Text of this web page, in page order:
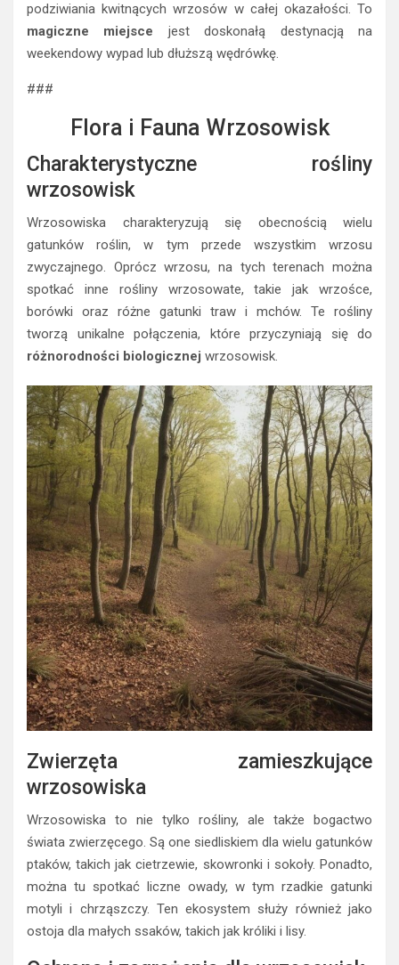
podziwiania kwitnących wrzosów w całej okazałości. To
magiczne miejsce jest doskonałą destynacją na
weekendowy wypad lub dłuższą wędrówkę.
###
Flora i Fauna Wrzosowisk
Charakterystyczne rośliny
wrzosowisk
Wrzosowiska charakteryzują się obecnością wielu
gatunków roślin, w tym przede wszystkim wrzosu
zwyczajnego. Oprócz wrzosu, na tych terenach można
spotkać inne rośliny wrzosowate, takie jak wrzośce,
borówki oraz różne gatunki traw i mchów. Te rośliny
tworzą unikalne połączenia, które przyczyniają się do
różnorodności biologicznej wrzosowisk.
Zwierzęta zamieszkujące
wrzosowiska
Wrzosowiska to nie tylko rośliny, ale także bogactwo
świata zwierzęcego. Są one siedliskiem dla wielu gatunków
ptaków, takich jak cietrzewie, skowronki i sokoły. Ponadto,
można tu spotkać liczne owady, w tym rzadkie gatunki
motyli i chrząszczy. Ten ekosystem służy również jako
ostoja dla małych ssaków, takich jak króliki i lisy.